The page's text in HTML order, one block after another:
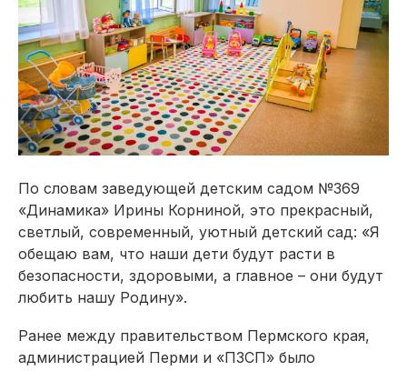
По словам заведующей детским садом №369
«Динамика» Ирины Корниной, это прекрасный,
светлый, современный, уютный детский сад: «Я
обещаю вам, что наши дети будут расти в
безопасности, здоровыми, а главное – они будут
любить нашу Родину».
Ранее между правительством Пермского края,
администрацией Перми и «ПЗСП» было